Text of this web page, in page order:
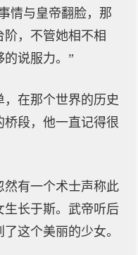
情与皇帝翻脸，那
，不管她相不相
说服力。”
在那个世界的历史
段，他一直记得很
然有一个术士声称此
长于斯。武帝听后
这个美丽的少女。